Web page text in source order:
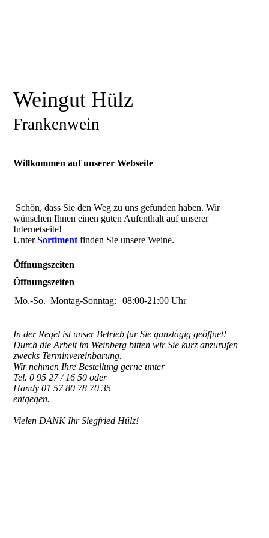
Weingut Hülz
Frankenwein
Willkommen auf unserer Webseite
Schön, dass Sie den Weg zu uns gefunden haben. Wir
wünschen Ihnen einen guten Aufenthalt auf unserer
Internetseite!
UnterSortiment finden Sie unsere Weine.
Öffnungszeiten
Öffnungszeiten
Mo.-So.Montag-Sonntag: 08:00-21:00 Uhr
In der Regel ist unser Betrieb für Sie ganztägig geöffnet!
Durch die Arbeit im Weinberg bitten wir Sie kurz anzurufen
zwecks Terminvereinbarung.
Wir nehmen Ihre Bestellung gerne unter
Tel. 0 95 27 / 16 50 oder
Handy 01 57 80 78 70 35
entgegen.
Vielen DANK Ihr Siegfried Hülz!